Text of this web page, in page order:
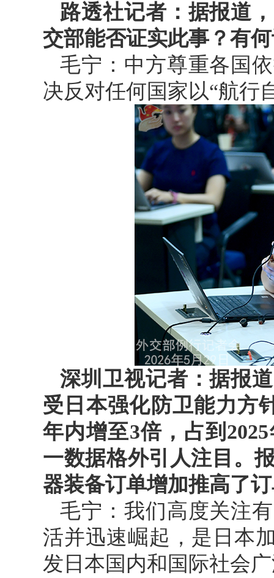
路透社记者：据报道
交部能否证实此事？有
毛宁：中方尊重各国
决反对任何国家以“航行
深圳卫视记者：据报
受日本强化防卫能力方
年内增至3倍，占到
一数据格外引人注目。
器装备订单增加推高了
毛宁：我们高度关注
活并迅速崛起，是日本
发日本国内和国际社会